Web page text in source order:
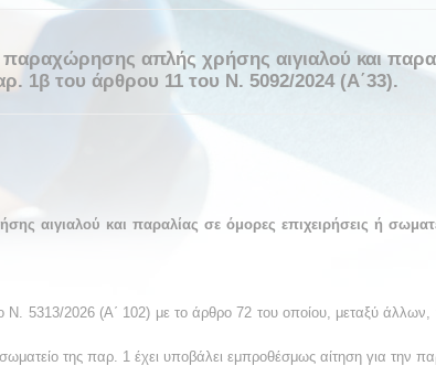
απλής χρήσης αιγιαλού και
1β του άρθρου 11 του Ν. 5092/2024 (Α΄33).
και παραλίας σε όμορες επιχειρήσεις ή
Ν. 5313/2026 (Α΄ 102) με το άρθρο 72 του οποίου, μεταξύ
της παρ. 1 έχει υποβάλει εμπροθέσμως αίτηση για την